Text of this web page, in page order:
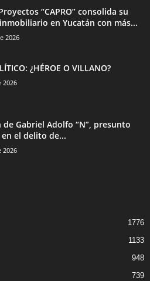
“CAPRO” consolida su
en Yucatán con más...
2026
¿HÉROE O VILLANO?
2026
de Gabriel Adolfo “N”, presunto
el delito de...
2026
1776
1133
948
739